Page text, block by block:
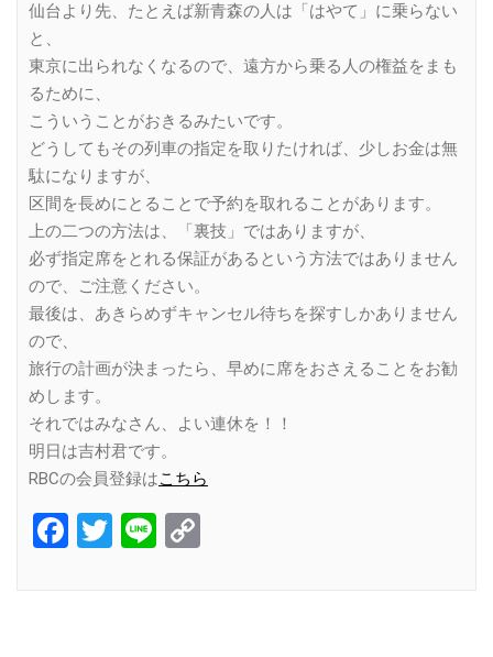
仙台より先、たとえば新青森の人は「はやて」に乗らない
と、
東京に出られなくなるので、遠方から乗る人の権益をまも
るために、
こういうことがおきるみたいです。
どうしてもその列車の指定を取りたければ、少しお金は無
駄になりますが、
区間を長めにとることで予約を取れることがあります。
上の二つの方法は、「裏技」ではありますが、
必ず指定席をとれる保証があるという方法ではありません
ので、ご注意ください。
最後は、あきらめずキャンセル待ちを探すしかありません
ので、
旅行の計画が決まったら、早めに席をおさえることをお勧
めします。
それではみなさん、よい連休を！！
明日は吉村君です。
RBCの会員登録はこちら
Facebook
Twitter
Line